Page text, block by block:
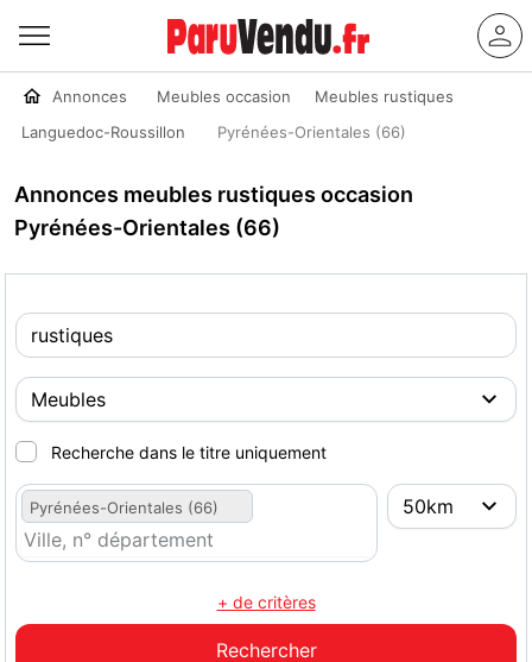
Annonces Meubles occasion
Meubles rustiques
Languedoc-Roussillon
Pyrénées-Orientales (66)
Annonces meubles rustiques occasion
Pyrénées-Orientales (66)
Recherche dans le titre uniquement
Pyrénées-Orientales (66)
+ de critères